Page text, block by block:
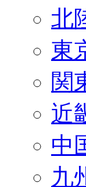
北
東
関
近
中
九